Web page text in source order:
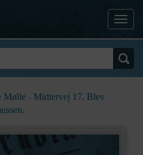
Mølle - Midtervej 17. Blev